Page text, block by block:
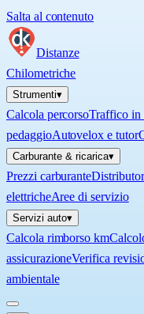
Salta al contenuto
Distanze
Chilometriche
Strumenti▾
Calcola percorsoTraffico in
pedaggioAutovelox e tutor
Carburante & ricarica▾
Prezzi carburante
elettricheAree di servizio
Servizi auto▾
Calcola rimborso km
assicurazioneVerifica
ambientale